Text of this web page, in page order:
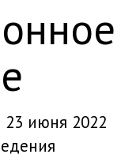
июня 2022